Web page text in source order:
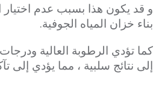
و قد يكون هذا بسبب عدم اختيار
بناء خزان المياه الجوفية.
كما تؤدي الرطوبة العالية
إلى نتائج سلبية ، مما يؤدي إلى